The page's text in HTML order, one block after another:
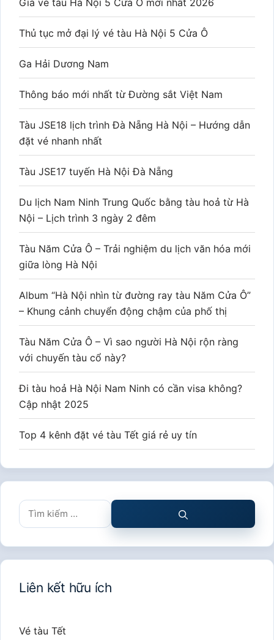
Giá vé tàu Hà Nội 5 Cửa Ô mới nhất 2026
Thủ tục mở đại lý vé tàu Hà Nội 5 Cửa Ô
Ga Hải Dương Nam
Thông báo mới nhất từ Đường sắt Việt Nam
Tàu JSE18 lịch trình Đà Nẵng Hà Nội – Hướng dẫn
đặt vé nhanh nhất
Tàu JSE17 tuyến Hà Nội Đà Nẵng
Du lịch Nam Ninh Trung Quốc bằng tàu hoả từ Hà
Nội – Lịch trình 3 ngày 2 đêm
Tàu Năm Cửa Ô – Trải nghiệm du lịch văn hóa mới
giữa lòng Hà Nội
Album “Hà Nội nhìn từ đường ray tàu Năm Cửa Ô”
– Khung cảnh chuyển động chậm của phố thị
Tàu Năm Cửa Ô – Vì sao người Hà Nội rộn ràng
với chuyến tàu cổ này?
Đi tàu hoả Hà Nội Nam Ninh có cần visa không?
Cập nhật 2025
Top 4 kênh đặt vé tàu Tết giá rẻ uy tín
Tìm
kiếm
Liên kết hữu ích
Vé tàu Tết